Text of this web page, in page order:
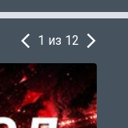
1 из 12